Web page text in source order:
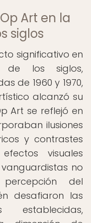
Art en la
siglos
significativo en
los siglos,
de 1960 y 1970,
alcanzó su
Art se reflejó en
ilusiones
y contrastes
visuales
no
del
desafiaron las
establecidas,